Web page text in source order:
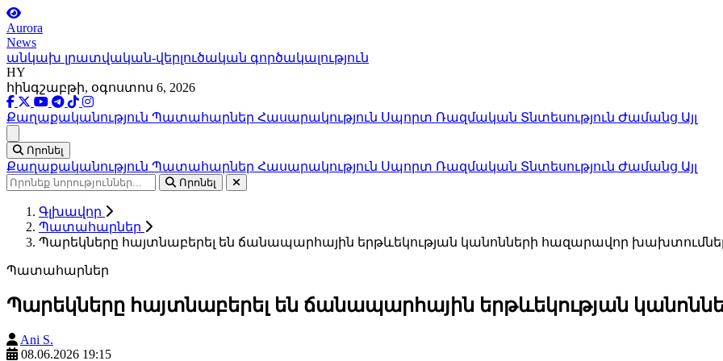
Aurora
News
անկախ լրատվական-վերլուծական գործակալություն
HY
հինգշաբթի, օգոստոս 6, 2026
Քաղաքականություն Պատահարներ Հասարակություն Սպորտ Ռազմական Տնտեսություն Ժամանց Այլ
Որոնել
Քաղաքականություն Պատահարներ Հասարակություն Սպորտ Ռազմական Տնտեսություն Ժամանց Այլ
Որոնել
Գլխավոր
Պատահարներ
Պարեկները հայտնաբերել են ճանապարհային երթևեկության կանոնների հազարավոր
Պատահարներ
Պարեկները հայտնաբերել են ճանապարհային երթևեկության
Ani S.
08.06.2026 19:15